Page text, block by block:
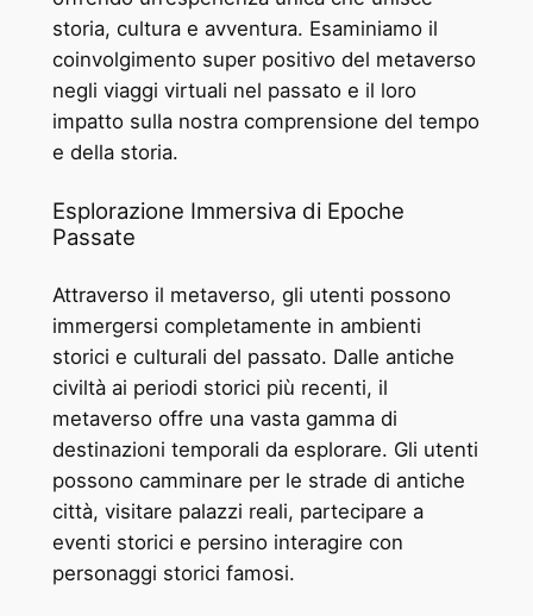
storia, cultura e avventura. Esaminiamo il
coinvolgimento super positivo del metaverso
negli viaggi virtuali nel passato e il loro
impatto sulla nostra comprensione del tempo
e della storia.
Esplorazione Immersiva di Epoche
Passate
Attraverso il metaverso, gli utenti possono
immergersi completamente in ambienti
storici e culturali del passato. Dalle antiche
civiltà ai periodi storici più recenti, il
metaverso offre una vasta gamma di
destinazioni temporali da esplorare. Gli utenti
possono camminare per le strade di antiche
città, visitare palazzi reali, partecipare a
eventi storici e persino interagire con
personaggi storici famosi.